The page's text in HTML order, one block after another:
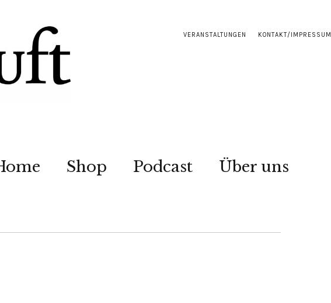
VERANSTALTUNGEN KONTAKT/IMPRESSUM
Shop Podcast Über uns